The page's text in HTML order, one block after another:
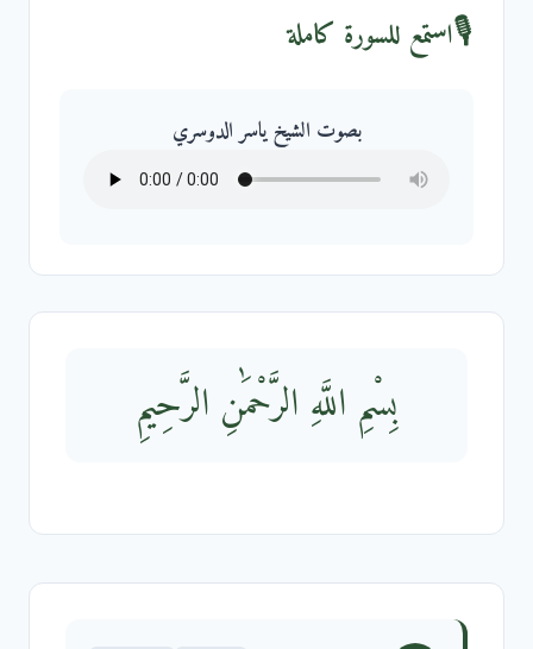
🎙️استمع للسورة كاملة
بصوت الشيخ ياسر الدوسري
بِسْمِ اللَّهِ الرَّحْمَٰنِ الرَّحِيمِ